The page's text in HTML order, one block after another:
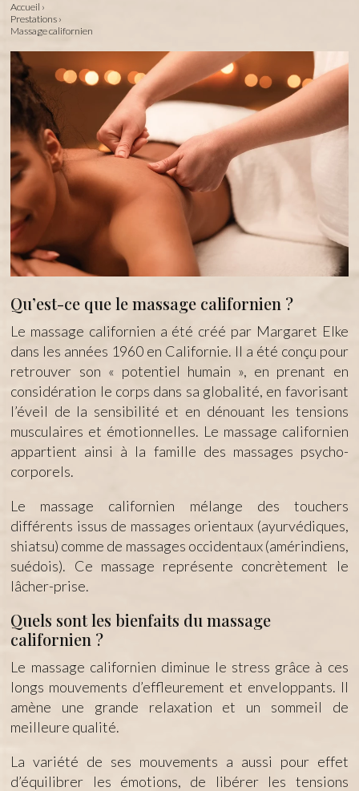
Accueil ›
Prestations ›
Massage californien
Qu’est-ce que le massage californien ?
Le massage californien a été créé par Margaret Elke
dans les années 1960 en Californie. Il a été conçu pour
retrouver son « potentiel humain », en prenant en
considération le corps dans sa globalité, en favorisant
l’éveil de la sensibilité et en dénouant les tensions
musculaires et émotionnelles. Le massage californien
appartient ainsi à la famille des massages psycho-
corporels.
Le massage californien mélange des touchers
différents issus de massages orientaux (ayurvédiques,
shiatsu) comme de massages occidentaux (amérindiens,
suédois). Ce massage représente concrètement le
lâcher-prise.
Quels sont les bienfaits du massage
californien ?
Le massage californien diminue le stress grâce à ces
longs mouvements d’effleurement et enveloppants. Il
amène une grande relaxation et un sommeil de
meilleure qualité.
La variété de ses mouvements a aussi pour effet
d’équilibrer les émotions, de libérer les tensions